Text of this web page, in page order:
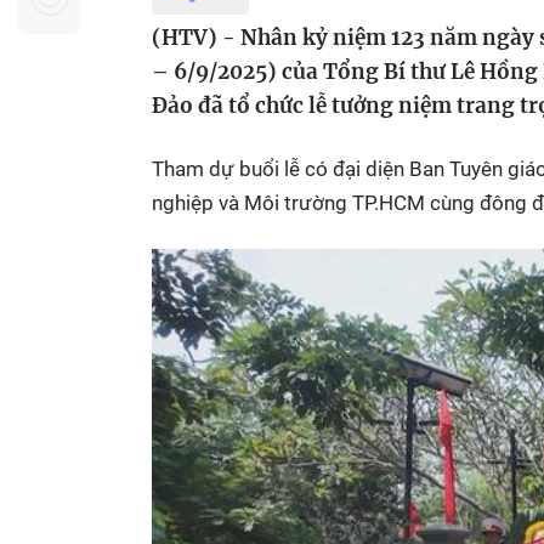
Không gian văn hóa
Hồ Chí Minh
Thành
ngủ
Bé xem gì
Các show
Các
khác
(HTV) - Nhân kỷ niệm 123 năm
– 6/9/2025) của Tổng Bí thư Lê
Đảo đã tổ chức lễ tưởng niệm trang
Tham dự buổi lễ có đại diện Ban Tuyên
nghiệp và Môi trường TP.HCM cùng đông